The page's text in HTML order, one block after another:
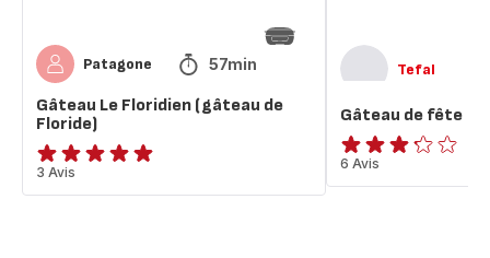
Patagone 57min
Gâteau Le Floridien (gâteau de
Floride)
Avis
5
3 Avis
Tefal
Gâteau de fête
ratings.3.2
6 Avis